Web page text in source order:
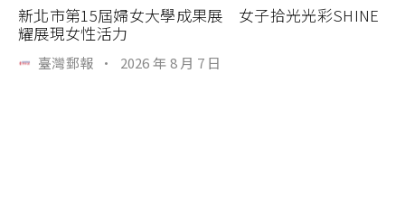
新北市第15屆婦女大學成果展 女子拾光光彩SHINE
耀展現女性活力
臺灣郵報 · 2026 年 8 月 7 日